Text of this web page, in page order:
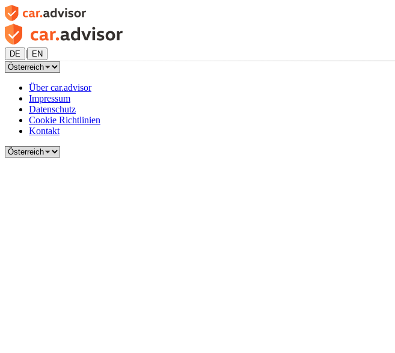
DE | EN
Über car.advisor
Impressum
Datenschutz
Cookie Richtlinien
Kontakt